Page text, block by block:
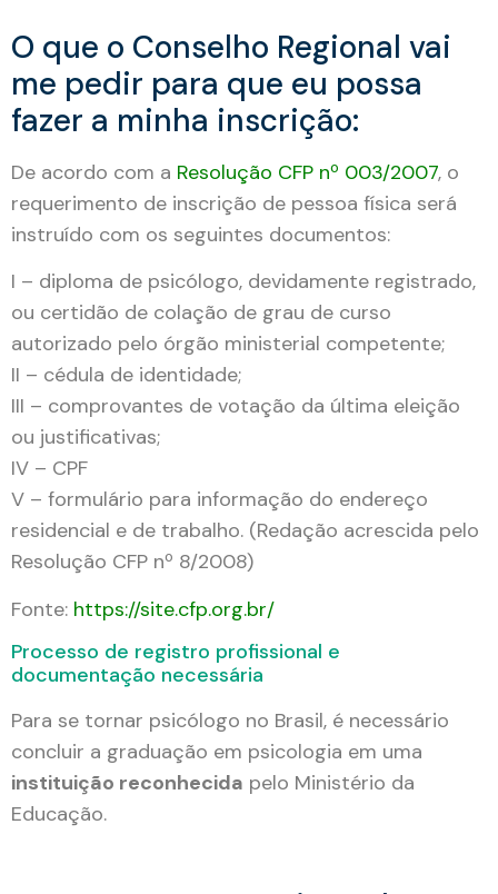
O que o Conselho Regional vai
me pedir para que eu possa
fazer a minha inscrição:
De acordo com a Resolução CFP nº 003/2007, o
requerimento de inscrição de pessoa física será
instruído com os seguintes documentos:
I – diploma de psicólogo, devidamente registrado,
ou certidão de colação de grau de curso
autorizado pelo órgão ministerial competente;
II – cédula de identidade;
III – comprovantes de votação da última eleição
ou justificativas;
IV – CPF
V – formulário para informação do endereço
residencial e de trabalho. (Redação acrescida pelo
Resolução CFP nº 8/2008)
Fonte: https://site.cfp.org.br/
Processo de registro profissional e
documentação necessária
Para se tornar psicólogo no Brasil, é necessário
concluir a graduação em psicologia em uma
instituição reconhecida pelo Ministério da
Educação.